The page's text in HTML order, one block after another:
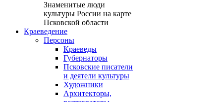
Знаменитые люди
культуры России на карте
Псковской области
Краеведение
Персоны
Краеведы
Губернаторы
Псковские писатели
и деятели культуры
Художники
Архитекторы,